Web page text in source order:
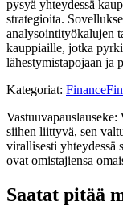
pysyä yhteydessä
strategioita.
analysointityökalujen
kauppiaille, jotka
lähestymistapojaan ja
Kategoriat: Finance
siihen liittyvä, sen
virallisesti
ovat omistajiensa
Saatat pitää